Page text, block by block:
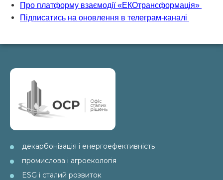
Про платформу взаємодії «ЕКОтрансформація»
Підписатись на оновлення в телеграм-каналі
декарбонізація і енергоефективність
промислова і агроекологія
ESG і сталий розвиток